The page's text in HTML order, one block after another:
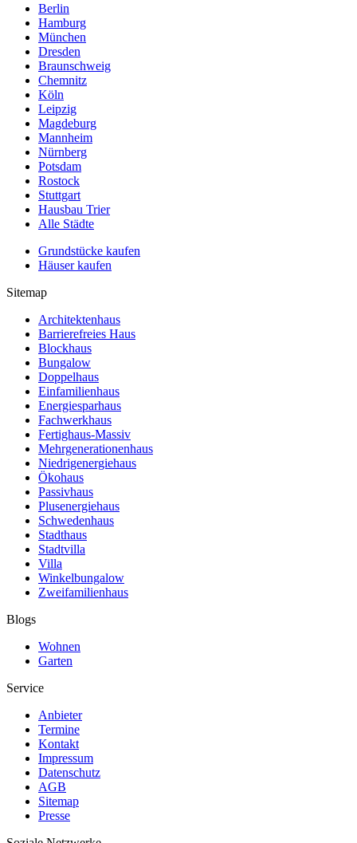
Berlin
Hamburg
München
Dresden
Braunschweig
Chemnitz
Köln
Leipzig
Magdeburg
Mannheim
Nürnberg
Potsdam
Rostock
Stuttgart
Hausbau Trier
Alle Städte
Grundstücke kaufen
Häuser kaufen
Sitemap
Architektenhaus
Barrierefreies Haus
Blockhaus
Bungalow
Doppelhaus
Einfamilienhaus
Energiesparhaus
Fachwerkhaus
Fertighaus-Massiv
Mehrgenerationenhaus
Niedrigenergiehaus
Ökohaus
Passivhaus
Plusenergiehaus
Schwedenhaus
Stadthaus
Stadtvilla
Villa
Winkelbungalow
Zweifamilienhaus
Blogs
Wohnen
Garten
Service
Anbieter
Termine
Kontakt
Impressum
Datenschutz
AGB
Sitemap
Presse